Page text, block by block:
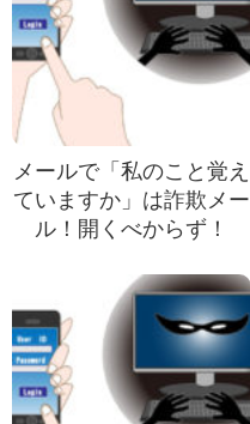
メールで「私のこと覚え
ていますか」は詐欺メー
ル！開くべからず！